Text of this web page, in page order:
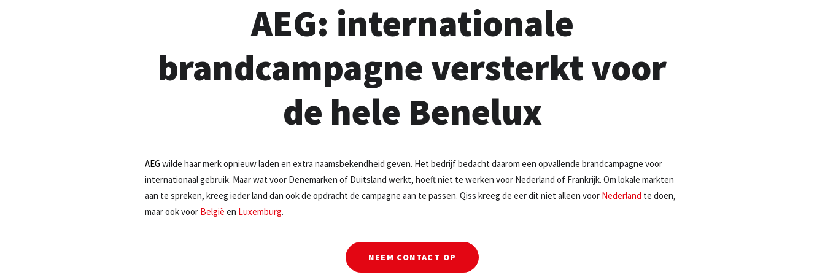
AEG: internationale
brandcampagne versterkt voor
de hele Benelux
AEG wilde haar merk opnieuw laden en extra naamsbekendheid geven. Het bedrijf bedacht daarom een opvallende brandcampagne voor
internationaal gebruik. Maar wat voor Denemarken of Duitsland werkt, hoeft niet te werken voor Nederland of Frankrijk. Om lokale markten
aan te spreken, kreeg ieder land dan ook de opdracht de campagne aan te passen. Qiss kreeg de eer dit niet alleen voor Nederland te doen,
maar ook voor België en Luxemburg.
NEEM CONTACT OP